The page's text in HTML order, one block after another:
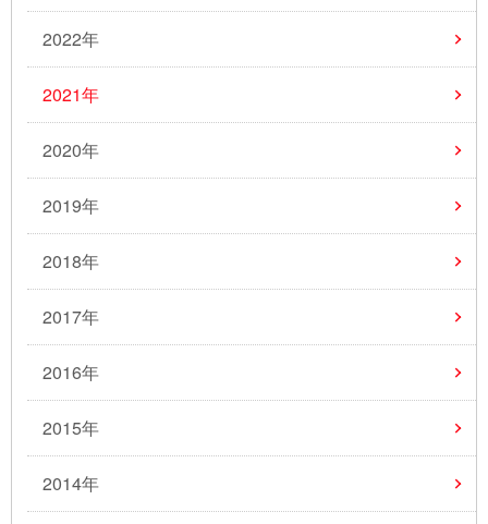
2022年
2021年
2020年
2019年
2018年
2017年
2016年
2015年
2014年